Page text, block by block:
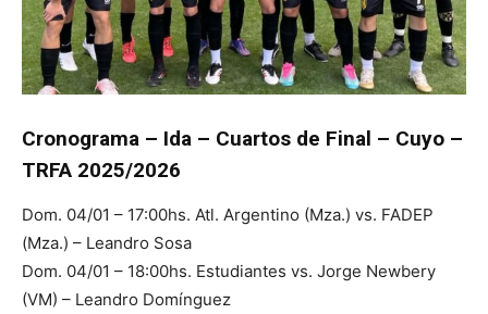
Cronograma – Ida – Cuartos de Final – Cuyo –
TRFA 2025/2026
Dom. 04/01 – 17:00hs. Atl. Argentino (Mza.) vs. FADEP
(Mza.) – Leandro Sosa
Dom. 04/01 – 18:00hs. Estudiantes vs. Jorge Newbery
(VM) – Leandro Domínguez